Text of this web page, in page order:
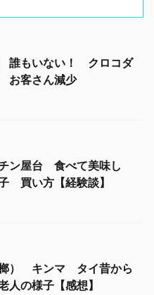
もいない！ クロコダ
お客さん減少
ン屋台 食べて美味し
買い方【経験談】
榔） キンマ タイ昔から
の様子【感想】